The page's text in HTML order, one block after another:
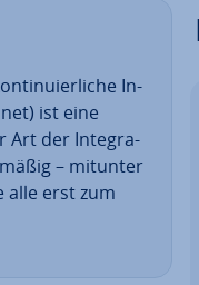
In­
ist eine
Art der In­te­gra­
– mitunter
alle erst zum